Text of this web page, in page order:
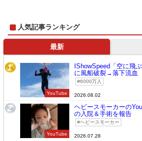
人気記事ランキング
最新
1
YouTube
IShowSpeed「空に飛
に風船破裂→落下流血
6000万人
2026.08.02
2
YouTube
ヘビースモーカーの
の入院＆手術を報告
ヘビースモーカー
2026.07.28